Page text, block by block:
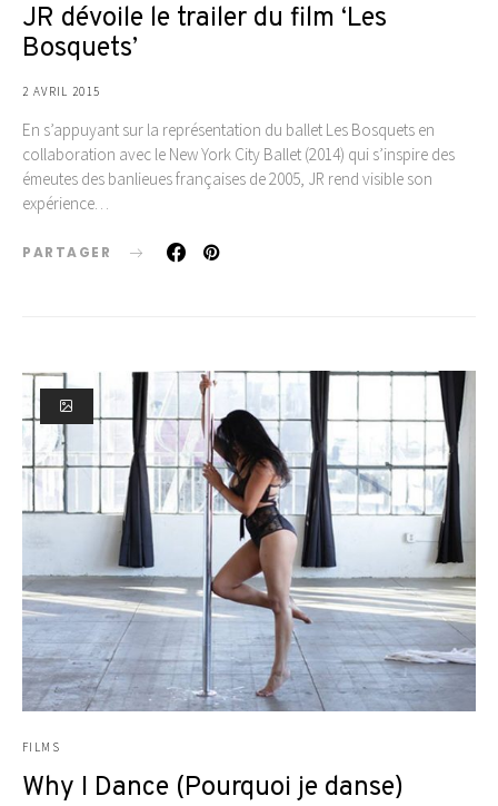
JR dévoile le trailer du film ‘Les
Bosquets’
2 AVRIL 2015
En s’appuyant sur la représentation du ballet Les Bosquets en
collaboration avec le New York City Ballet (2014) qui s’inspire des
émeutes des banlieues françaises de 2005, JR rend visible son
expérience…
PARTAGER
FILMS
Why I Dance (Pourquoi je danse)